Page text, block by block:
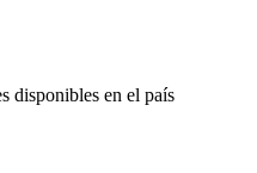
disponibles en el país